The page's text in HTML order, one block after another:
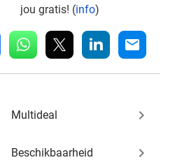
jou gratis! (info)
whatsapp linkedin mail
Multideal keyboard_arrow_right
Beschikbaarheid keyboard_arrow_right